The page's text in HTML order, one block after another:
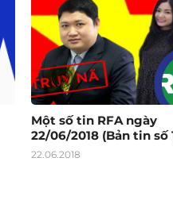
Một số tin RFA ngày
22/06/2018 (Bản tin số
22.06.2018